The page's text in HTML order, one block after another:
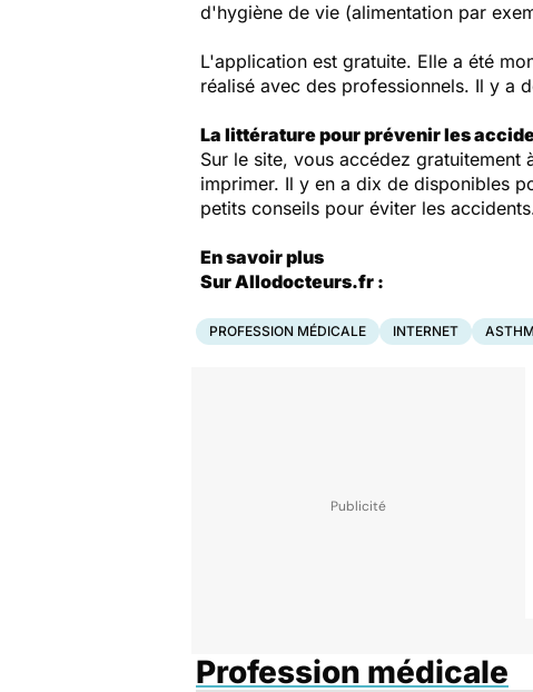
d'hygiène de vie (alimentation par
L'application est gratuite. Elle a été
réalisé avec des professionnels. Il y a
La littérature pour prévenir les
Sur le site, vous accédez
imprimer. Il y en a dix de disponibles
petits conseils pour éviter les
En savoir plus
Sur Allodocteurs.fr :
PROFESSION MÉDICALE INTERNET
Profession médicale